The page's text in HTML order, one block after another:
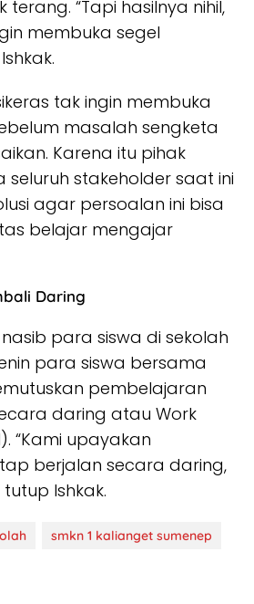
terang. “Tapi hasilnya nihil,
membuka segel
tak ingin membuka
masalah sengketa
Karena itu pihak
seluruh stakeholder saat ini
agar persoalan ini bisa
belajar mengajar
Daring
para siswa di sekolah
para siswa bersama
pembelajaran
daring atau Work
“Kami upayakan
berjalan secara daring,
tutup Ishkak.
smkn 1 kalianget sumenep